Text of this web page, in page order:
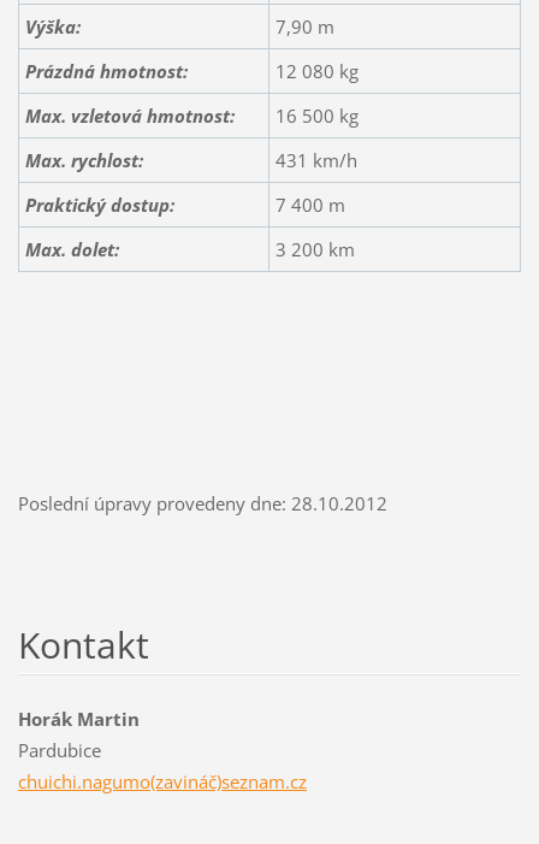
Výška:
7,90 m
Prázdná hmotnost:
12 080 kg
Max. vzletová hmotnost:
16 500 kg
Max. rychlost:
431 km/h
Praktický dostup:
7 400 m
Max. dolet:
3 200 km
Poslední úpravy provedeny dne: 28.10.2012
Kontakt
Horák Martin
Pardubice
chuichi.nagumo(zavináč)seznam.cz